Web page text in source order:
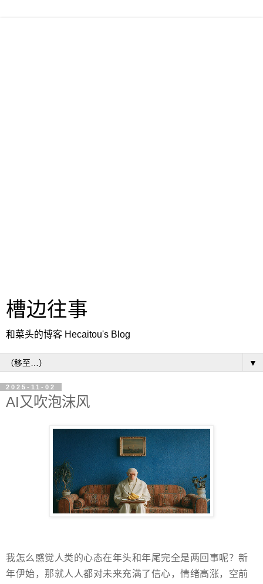
槽边往事
和菜头的博客 Hecaitou's Blog
▼
2025-11-02
AI又吹泡沫风
我怎么感觉人类的心态在年头和年尾完全是两回事呢？新
年伊始，那就人人都对未来充满了信心，情绪高涨，空前